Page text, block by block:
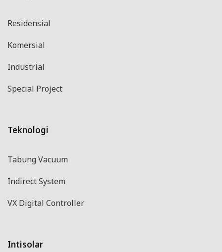
Residensial
Komersial
Industrial
Special Project
Teknologi
Tabung Vacuum
Indirect System
VX Digital Controller
Intisolar